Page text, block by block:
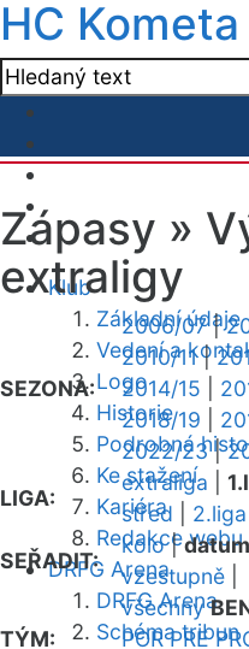
HC
Klub
Základní údaje
Vedení a
Logo
Historie
Podrobná
Ke stažení
Kariéra
Redakce webu
DRFG Arena
DRFG Arena
Schéma tribun
Zápasy »
extraligy
SEZONA:
2006/07|
2010/11|
2014/15
2018/19
2022/23|
LIGA:
extraliga
střed
SEŘADIT:
kolo|datum
vzestupně
TÝM:
všechny
POR PRE